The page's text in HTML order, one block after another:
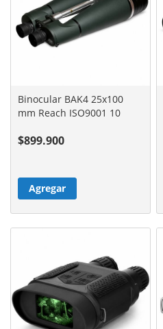
Binocular BAK4 25x100
mm Reach ISO9001 10
$899.900
Agregar